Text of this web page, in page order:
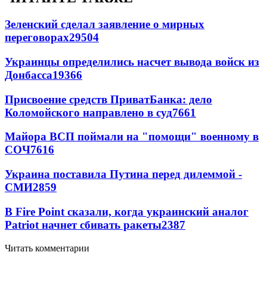
Зеленский сделал заявление о мирных
переговорах29504
Украинцы определились насчет вывода войск из
Донбасса19366
Присвоение средств ПриватБанка: дело
Коломойского направлено в суд7661
Майора ВСП поймали на "помощи" военному в
СОЧ7616
Украина поставила Путина перед дилеммой -
СМИ2859
В Fire Point сказали, когда украинский аналог
Patriot начнет сбивать ракеты2387
Читать комментарии